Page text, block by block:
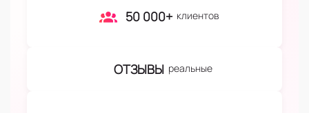
50 000+ клиентов
ОТЗЫВЫ реальные